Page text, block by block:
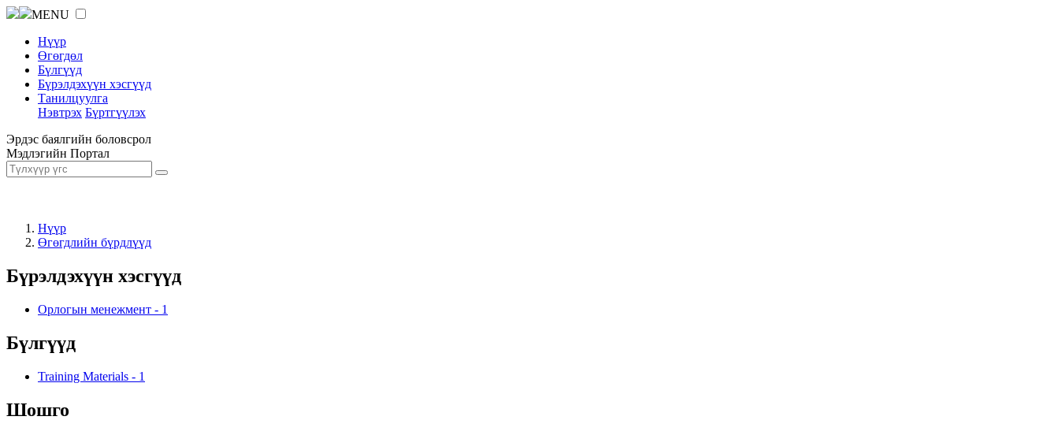
MENU
Нүүр
Өгөгдөл
Бүлгүүд
Бүрэлдэхүүн хэсгүүд
Танилцуулга
Нэвтрэх Бүртгүүлэх
Эрдэс баялгийн боловсрол
Мэдлэгийн Портал
Нүүр
Өгөгдлийн бүрдлүүд
Бүрэлдэхүүн хэсгүүд
Орлогын менежмент - 1
Бүлгүүд
Training Materials - 1
Шошго